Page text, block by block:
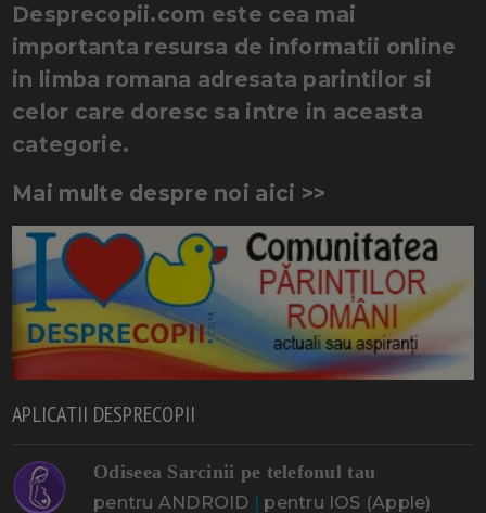
Desprecopii.com este cea mai
importanta resursa de informatii online
in limba romana adresata parintilor si
celor care doresc sa intre in aceasta
categorie.
Mai multe despre noi aici >>
APLICATII DESPRECOPII
Odiseea Sarcinii pe telefonul tau
pentru ANDROID | pentru IOS (Apple)